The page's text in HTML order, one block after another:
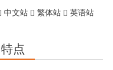
中文站 繁体站 英语站
点